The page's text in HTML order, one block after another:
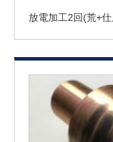
放電加工2回(荒+